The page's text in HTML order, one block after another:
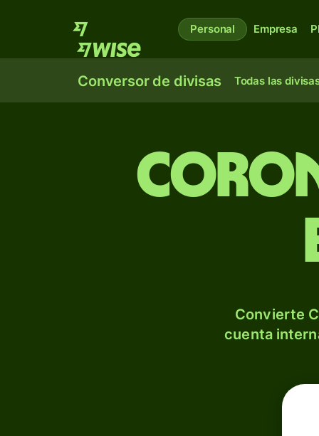
Personal Empresa
Conversor de divisas Todas las
Convierte
cuenta